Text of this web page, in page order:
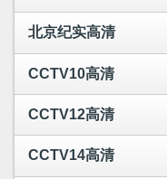
北京纪实高清
CCTV10高清
CCTV12高清
CCTV14高清